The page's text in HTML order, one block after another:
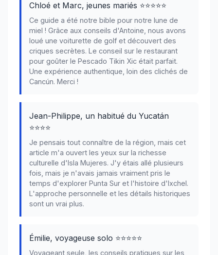
Chloé et Marc, jeunes mariés ⭐⭐⭐⭐⭐
Ce guide a été notre bible pour notre lune de
miel ! Grâce aux conseils d'Antoine, nous avons
loué une voiturette de golf et découvert des
criques secrètes. Le conseil sur le restaurant
pour goûter le Pescado Tikin Xic était parfait.
Une expérience authentique, loin des clichés de
Cancún. Merci !
Jean-Philippe, un habitué du Yucatán
⭐⭐⭐⭐
Je pensais tout connaître de la région, mais cet
article m'a ouvert les yeux sur la richesse
culturelle d'Isla Mujeres. J'y étais allé plusieurs
fois, mais je n'avais jamais vraiment pris le
temps d'explorer Punta Sur et l'histoire d'Ixchel.
L'approche personnelle et les détails historiques
sont un vrai plus.
Émilie, voyageuse solo ⭐⭐⭐⭐⭐
Voyageant seule, les conseils pratiques sur les